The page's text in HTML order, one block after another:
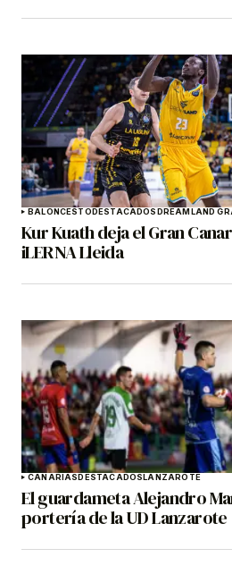
BALONCESTODESTACADOSDREAMLAND
Kur Kuath deja el Gran
iLERNA Lleida
CANARIASDESTACADOSLANZAROTE
El guardameta Alejandro
portería de la UD Lanzarote